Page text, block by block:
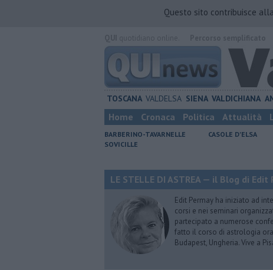
Questo sito contribuisce
TOSCANA VALDELSA SIENA VALDICHIANA
Home Cronaca Politica Attualità
BARBERINO-TAVARNELLE CASOLE D'ELSA
SOVICILLE
LE STELLE DI ASTREA — il Blog di Edit
Edit Permay ha iniziato ad
corsi e nei seminari
partecipato a numerose
fatto il corso di astrologia
Budapest, Ungheria. Vive a